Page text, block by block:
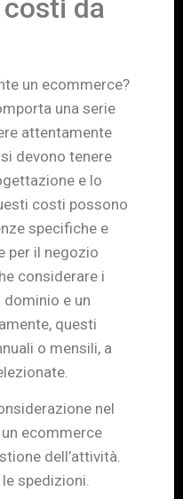
da
un ecommerce?
una serie
attentamente
devono tenere
e lo
costi possono
specifiche e
per il negozio
considerare i
dominio e un
questi
o mensili, a
nel
ecommerce
dell’attività.
le spedizioni.